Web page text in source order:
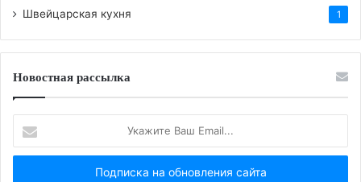
Швейцарская кухня 1
Новостная рассылка
Ваш
Email...